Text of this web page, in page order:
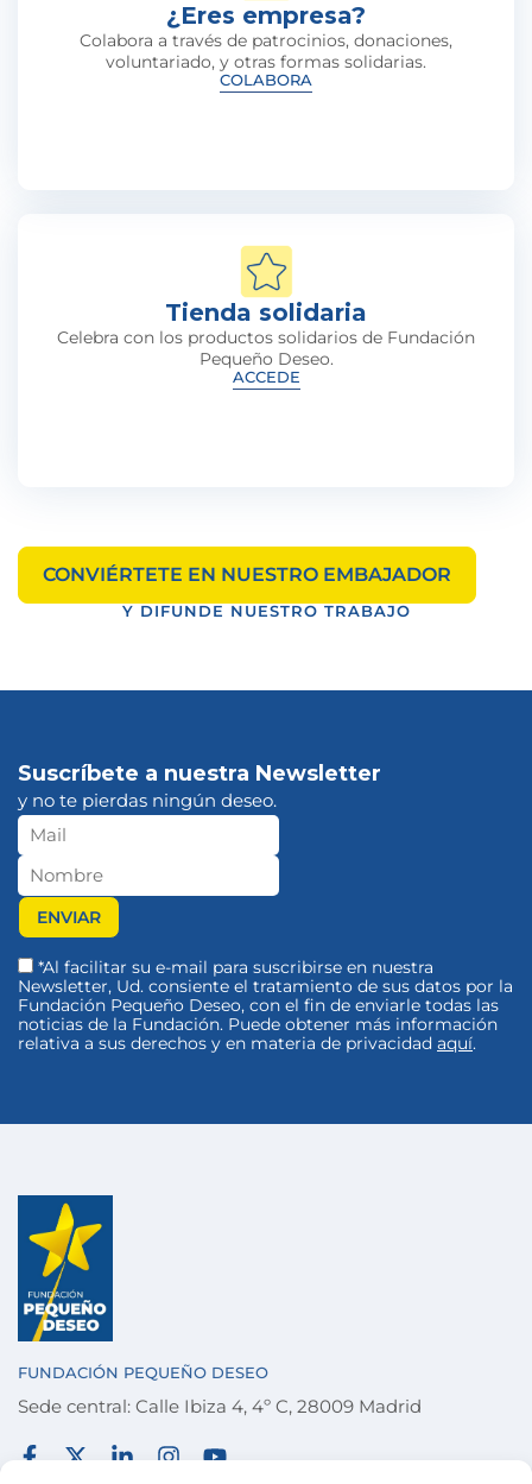
Tienda solidaria
Celebra con los productos solidarios de Fundación
Pequeño Deseo.
ACCEDE
¿Eres empresa?
Colabora a través de patrocinios, donaciones,
voluntariado, y otras formas solidarias.
COLABORA
CONVIÉRTETE EN NUESTRO EMBAJADOR
Y DIFUNDE NUESTRO TRABAJO
Suscríbete a nuestra Newsletter
y no te pierdas ningún deseo.
*Al facilitar su e-mail para suscribirse en nuestra
Newsletter, Ud. consiente el tratamiento de sus datos por la
Fundación Pequeño Deseo, con el fin de enviarle todas las
noticias de la Fundación. Puede obtener más información
relativa a sus derechos y en materia de privacidad aquí.
FUNDACIÓN PEQUEÑO DESEO
Sede central: Calle Ibiza 4, 4º C, 28009 Madrid